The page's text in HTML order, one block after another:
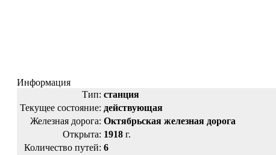
Информация
Тип: станция
Текущее состояние: действующая
Железная дорога: Октябрьская железная дорога
Открыта: 1918 г.
Количество путей: 6